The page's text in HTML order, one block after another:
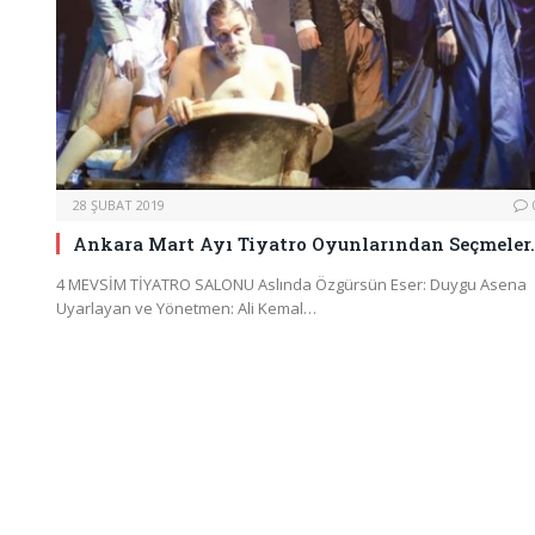
28 ŞUBAT 2019
Ankara Mart Ayı Tiyatro Oyunlarından
4 MEVSİM TİYATRO SALONU Aslında Özgürsün Eser: Duygu Asena
Uyarlayan ve Yönetmen: Ali Kemal…